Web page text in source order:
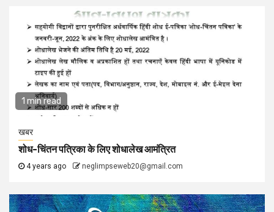
1 min read
खबर
शोध-चिंतन पत्रिका के लिए शोधालेख आमंत्रित
4 years ago neglimpseweb20@gmail.com